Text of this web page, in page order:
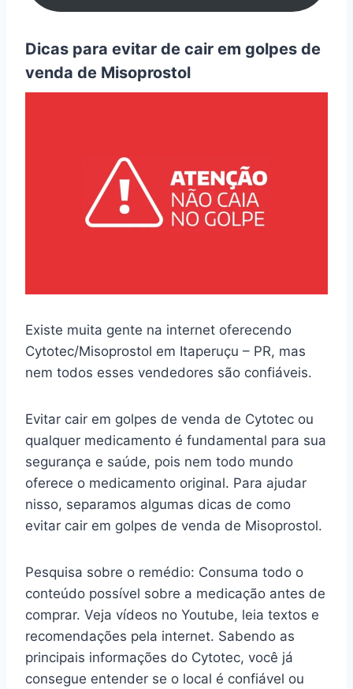
Dicas para evitar de cair em golpes de
venda de Misoprostol
Existe muita gente na internet oferecendo
Cytotec/Misoprostol em Itaperuçu – PR, mas
nem todos esses vendedores são confiáveis.
Evitar cair em golpes de venda de Cytotec ou
qualquer medicamento é fundamental para sua
segurança e saúde, pois nem todo mundo
oferece o medicamento original. Para ajudar
nisso, separamos algumas dicas de como
evitar cair em golpes de venda de Misoprostol.
Pesquisa sobre o remédio: Consuma todo o
conteúdo possível sobre a medicação antes de
comprar. Veja vídeos no Youtube, leia textos e
recomendações pela internet. Sabendo as
principais informações do Cytotec, você já
consegue entender se o local é confiável ou